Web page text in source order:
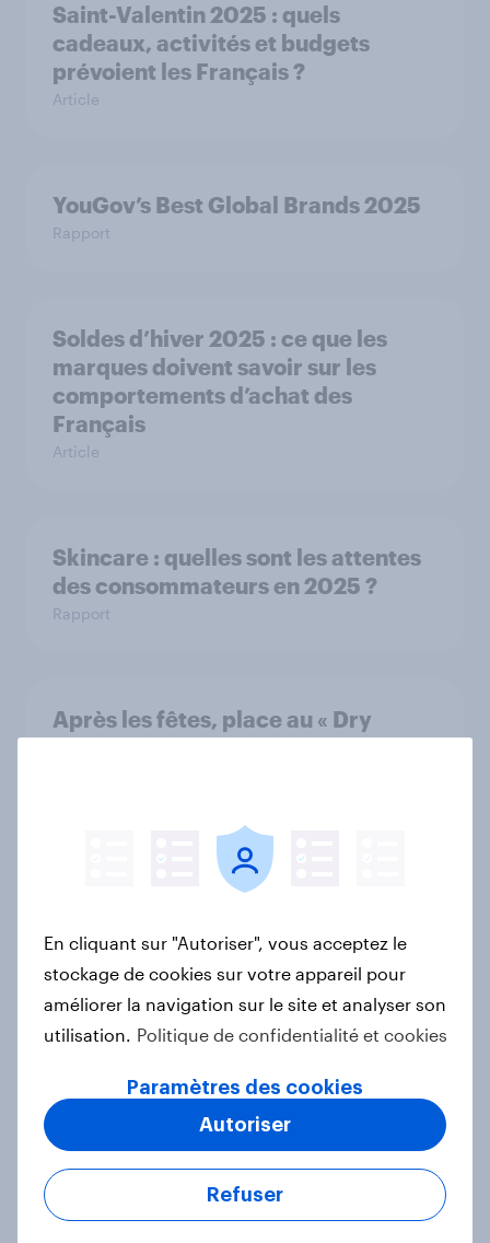
Saint-Valentin 2025 : quels
cadeaux, activités et budgets
prévoient les Français ?
Article
YouGov’s Best Global Brands 2025
Rapport
Soldes d’hiver 2025 : ce que les
marques doivent savoir sur les
comportements d’achat des
Français
Article
Skincare : quelles sont les attentes
des consommateurs en 2025 ?
Rapport
Après les fêtes, place au « Dry
efficace ?
Rapport
hypermarchés
En cliquant sur "Autoriser", vous acceptez le
stockage de cookies sur votre appareil pour
améliorer la navigation sur le site et analyser son
utilisation. Politique de confidentialité et cookies
Paramètres des cookies
Refuser
Autoriser